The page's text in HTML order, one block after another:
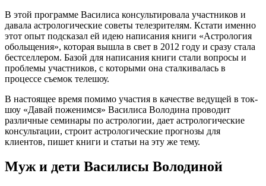
В этой программе Василиса консультировала участников и
давала астрологические советы телезрителям. Кстати именно
этот опыт подсказал ей идею написания книги «Астрология
обольщения», которая вышла в свет в 2012 году и сразу стала
бестселлером. Базой для написания книги стали вопросы и
проблемы участников, с которыми она сталкивалась в
процессе съемок телешоу.
В настоящее время помимо участия в качестве ведущей в ток-
шоу «Давай поженимся» Василиса Володина проводит
различные семинары по астрологии, дает астрологические
консультации, строит астрологические прогнозы для
клиентов, пишет книги и статьи на эту же тему.
Муж и дети Василисы Володиной